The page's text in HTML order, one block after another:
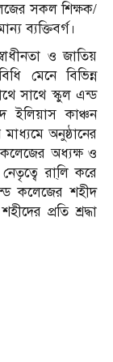
সকল শিক্ষক/
ব্যক্তিবর্গ।
ও জাতিয়
মেনে বিভিন্ন
সাথে স্কুল এন্ড
ইলিয়াস কাঞ্চন
অনুষ্ঠানের
অধ্যক্ষ ও
রা্লি করে
কলেজের শহীদ
প্রতি শ্রদ্ধা